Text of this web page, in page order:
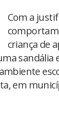
Com a
criança de
em